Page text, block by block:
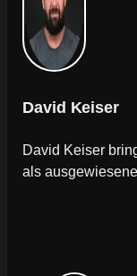
David Keiser
David Keiser
als